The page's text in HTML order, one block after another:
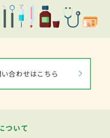
合わせはこちら
ついて